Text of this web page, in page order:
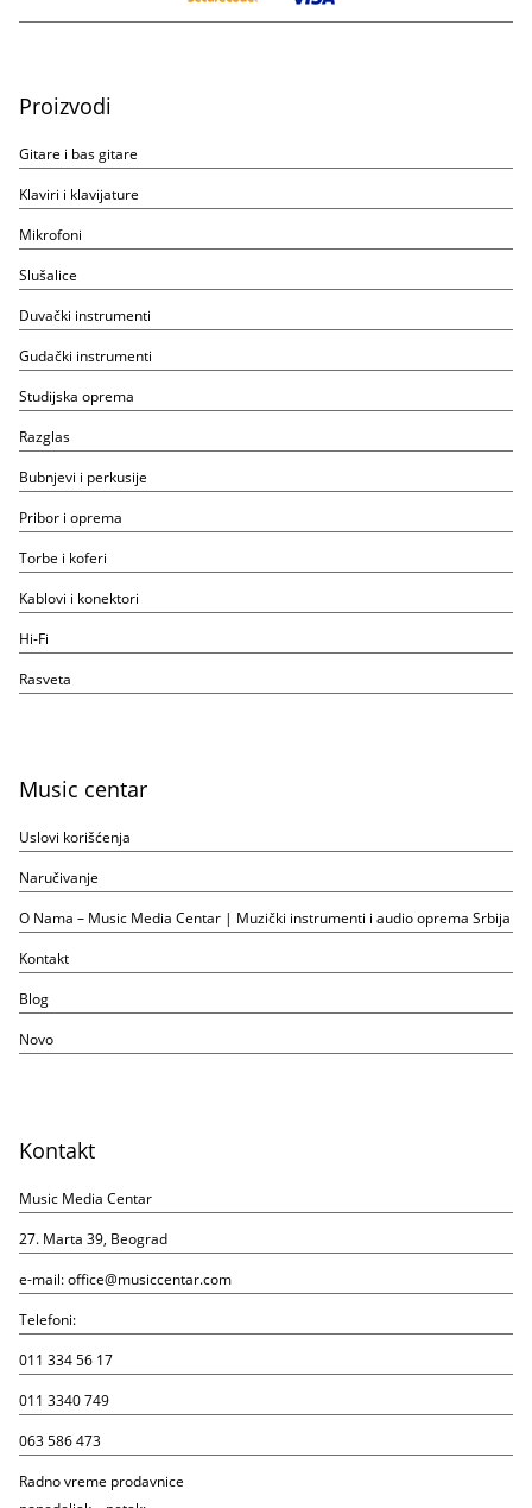
Proizvodi
Gitare i bas gitare
Klaviri i klavijature
Mikrofoni
Slušalice
Duvački instrumenti
Gudački instrumenti
Studijska oprema
Razglas
Bubnjevi i perkusije
Pribor i oprema
Torbe i koferi
Kablovi i konektori
Hi-Fi
Rasveta
Music centar
Uslovi korišćenja
Naručivanje
O Nama – Music Media Centar | Muzički instrumenti i audio oprema Srbija
Kontakt
Blog
Novo
Kontakt
Music Media Centar
27. Marta 39, Beograd
e-mail:office@musiccentar.com
Telefoni:
011 334 56 17
011 3340 749
063 586 473
Radno vreme prodavnice